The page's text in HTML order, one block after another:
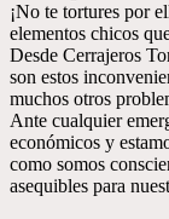
¡No te tortures por
elementos chicos
Desde Cerrajeros
son estos
muchos otros
Ante cualquier
económicos y
como somos
asequibles para